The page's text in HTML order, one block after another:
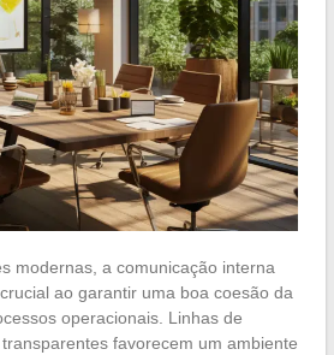
modernas, a comunicação interna
ao garantir uma boa coesão da
operacionais. Linhas de
favorecem um ambiente